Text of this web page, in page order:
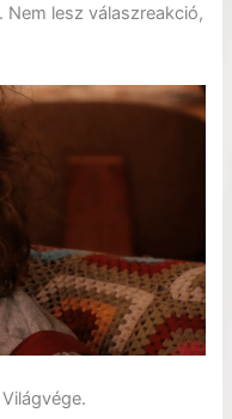
lesz válaszreakció,